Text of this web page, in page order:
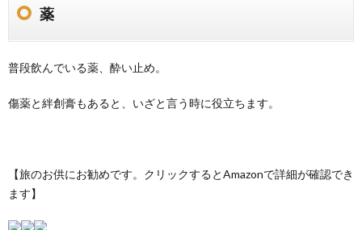
薬
普段飲んでいる薬、酔い止め。
傷薬と絆創膏もあると、いざと言う時に役立ちます。
【旅のお供にお勧めです。クリックするとAmazonで詳細が確認でき
ます】